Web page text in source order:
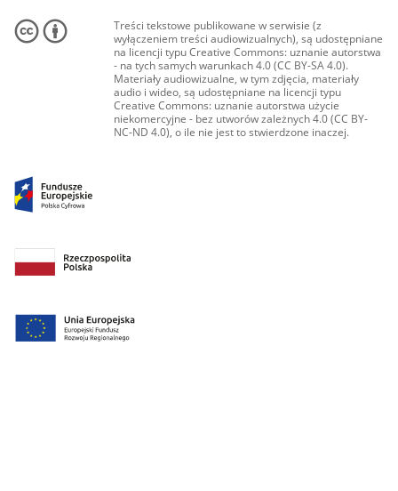
Treści tekstowe publikowane w serwisie (z
wyłączeniem treści audiowizualnych), są udostępniane
na licencji typu Creative Commons: uznanie autorstwa
- na tych samych warunkach 4.0 (CC BY-SA 4.0).
Materiały audiowizualne, w tym zdjęcia, materiały
audio i wideo, są udostępniane na licencji typu
Creative Commons: uznanie autorstwa użycie
niekomercyjne - bez utworów zależnych 4.0 (CC BY-
NC-ND 4.0), o ile nie jest to stwierdzone inaczej.